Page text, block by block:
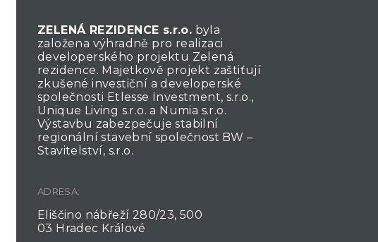
ZELENÁ REZIDENCE s.r.o. byla
založena výhradně pro realizaci
developerského projektu Zelená
rezidence. Majetkově projekt zaštiťují
zkušené investiční a developerské
společnosti Etlesse Investment, s.r.o.,
Unique Living s.r.o. a Numia s.r.o.
Výstavbu zabezpečuje stabilní
regionální stavební společnost BW –
Stavitelství, s.r.o.
ADRESA:
Eliščino nábřeží 280/23, 500
03 Hradec Králové